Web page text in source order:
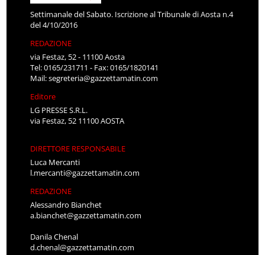
Settimanale del Sabato. Iscrizione al Tribunale di Aosta n.4
del 4/10/2016
REDAZIONE
via Festaz, 52 - 11100 Aosta
Tel: 0165/231711 - Fax: 0165/1820141
Mail:segreteria@gazzettamatin.com
Editore
LG PRESSE S.R.L.
via Festaz, 52 11100 AOSTA
DIRETTORE RESPONSABILE
Luca Mercanti
l.mercanti@gazzettamatin.com
REDAZIONE
Alessandro Bianchet
a.bianchet@gazzettamatin.com
Danila Chenal
d.chenal@gazzettamatin.com